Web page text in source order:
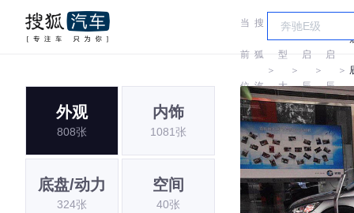
当
前
位
置:
搜
狐
汽
车
＞
车
型
大
全
＞
启
辰
＞
启
辰
＞
外观
808张
内饰
1081张
底盘/动力
324张
空间
40张